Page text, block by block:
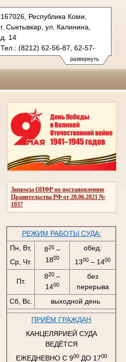
развернуть
167026, Республика Коми,
г. Сыктывкар, ул. Калинина,
д. 14
Тел.: (8212) 62-56-87, 62-57-
79 (ф.)
ejvasud.komi@sudrf.ru
показать на карте
Запросы ОПФР по постановлению
Правительства РФ от 28.06.2021 №
1037
РЕЖИМ РАБОТЫ СУДА:
Пн, Вт,
Ср, Чт.
825–
1800
обед:
1300 – 1400
Пт.
820–
1400
без
перерыва
Сб, Вс.
выходной день
ПРИЁМ ГРАЖДАН
КАНЦЕЛЯРИЕЙ СУДА
ВЕДЁТСЯ
ЕЖЕДНЕВНО С 900ДО 1700